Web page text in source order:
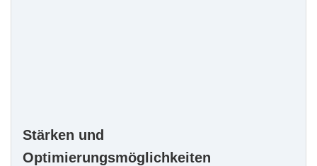
Stärken und
Optimierungsmöglichkeiten